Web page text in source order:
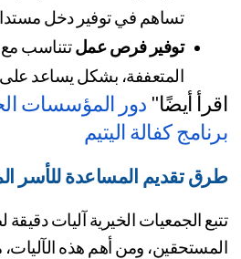
تساهم في توفير دخل مستدام.
توفير فرص عمل
المتعففة، بشكل يساعد على
أيضًا"
كفالة اليتيم
تقديم المساعدة للأسر
ومن أهم هذه الآليات، ما